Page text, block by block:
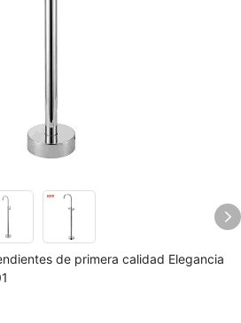
de primera calidad Elegancia